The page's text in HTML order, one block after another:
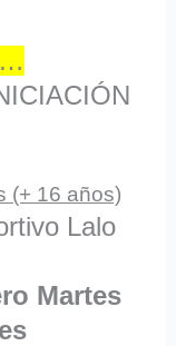
(+ 16 años)
Lalo
Martes